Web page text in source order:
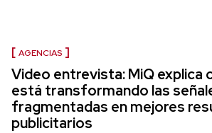
AGENCIAS
Video entrevista: MiQ explica
está transformando las
fragmentadas en mejores
publicitarios